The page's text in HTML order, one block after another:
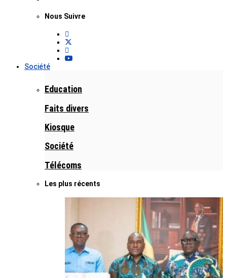
Nous Suivre
Société
Education
Faits divers
Kiosque
Société
Télécoms
Les plus récents